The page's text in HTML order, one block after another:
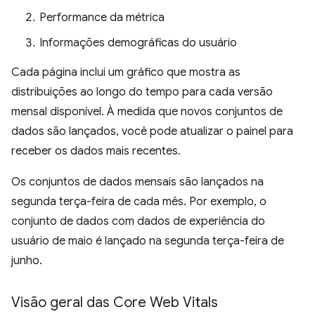
Performance da métrica
Informações demográficas do usuário
Cada página inclui um gráfico que mostra as
distribuições ao longo do tempo para cada versão
mensal disponível. À medida que novos conjuntos de
dados são lançados, você pode atualizar o painel para
receber os dados mais recentes.
Os conjuntos de dados mensais são lançados na
segunda terça-feira de cada mês. Por exemplo, o
conjunto de dados com dados de experiência do
usuário de maio é lançado na segunda terça-feira de
junho.
Visão geral das Core Web Vitals